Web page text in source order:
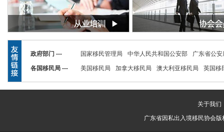
政府部门 --- 国家移民管理局 中华人民共和国公安部 广东省公
各国移民局 --- 美国移民局 加拿大移民局 澳大利亚移民局 英国移
关于我们
广东省因私出入境移民协会